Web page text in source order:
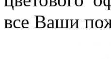
все Ваши